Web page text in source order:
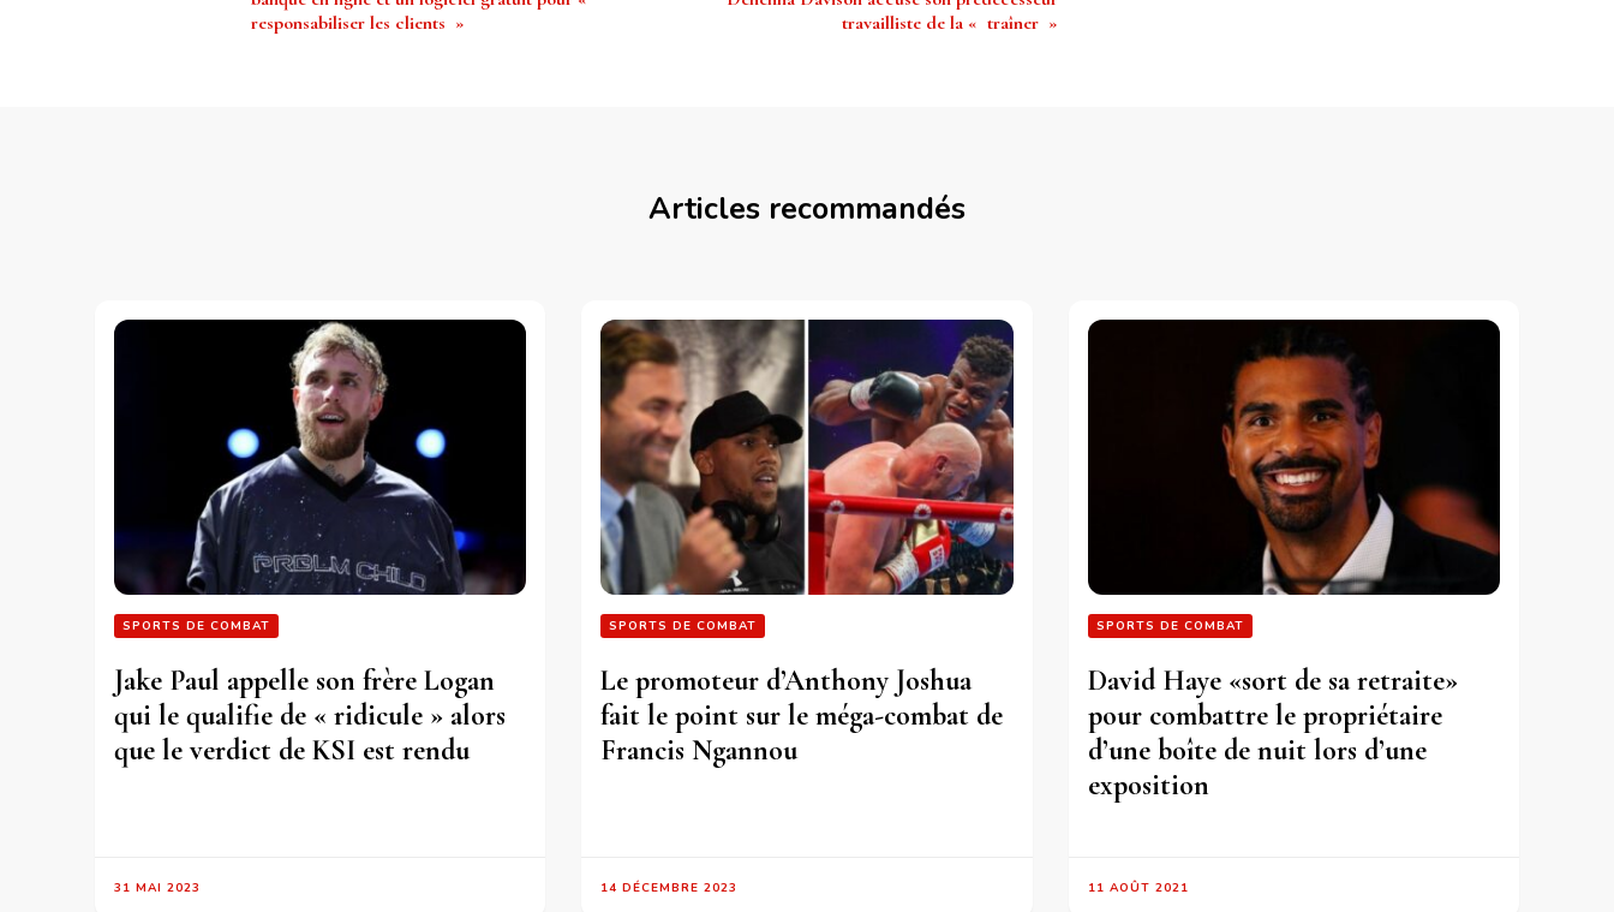
responsabiliser les clients »
travailliste de la « traîner »
Articles recommandés
SPORTS DE COMBAT
Jake Paul appelle son frère Logan
qui le qualifie de « ridicule » alors
que le verdict de KSI est rendu
31 MAI 2023
SPORTS DE COMBAT
Le promoteur d’Anthony Joshua
fait le point sur le méga-combat de
Francis Ngannou
14 DÉCEMBRE 2023
SPORTS DE COMBAT
David Haye «sort de sa retraite»
pour combattre le propriétaire
d’une boîte de nuit lors d’une
exposition
11 AOÛT 2021